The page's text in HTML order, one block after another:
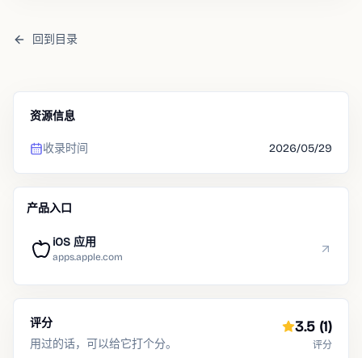
回到目录
资源信息
收录时间 2026/05/29
产品入口
iOS 应用
apps.apple.com
评分
用过的话，可以给它打个分。
3.5 (1)
评分